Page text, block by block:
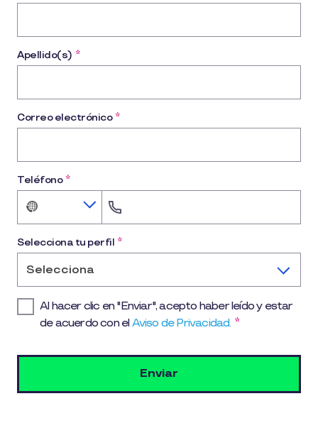
Apellido(s) *
Correo electrónico *
Teléfono *
No
selected
Selecciona tu perfil *
Selecciona
Al hacer clic en "Enviar", acepto haber leído y estar
de acuerdo con elAviso de Privacidad. *